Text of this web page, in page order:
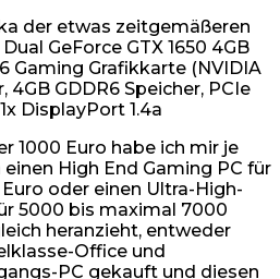
der etwas zeitgemäßeren
GeForce GTX 1650 4GB
Gaming Grafikkarte (NVIDIA
GDDR6 Speicher, PCIe
DisplayPort 1.4a
1000 Euro habe ich mir je
High End Gaming PC für
oder einen Ultra-High-
5000 bis maximal 7000
heranzieht, entweder
Office und
PC gekauft und diesen